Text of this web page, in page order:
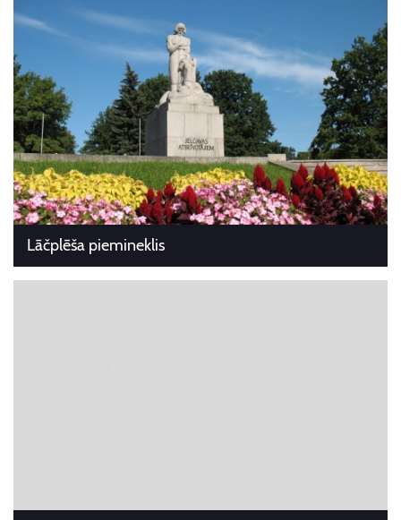
Lāčplēša piemineklis